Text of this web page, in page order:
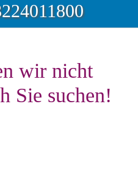
wir nicht
Sie suchen!